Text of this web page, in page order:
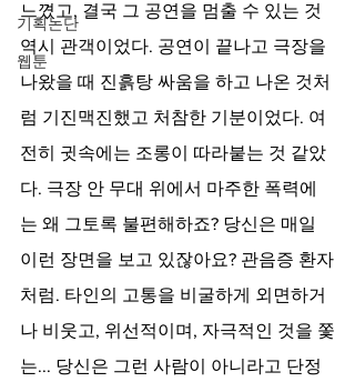
기획논단
웹툰
느꼈고, 결국 그 공연을 멈출 수 있는 것
역시 관객이었다. 공연이 끝나고 극장을
나왔을 때 진흙탕 싸움을 하고 나온 것처
럼 기진맥진했고 처참한 기분이었다. 여
전히 귓속에는 조롱이 따라붙는 것 같았
다. 극장 안 무대 위에서 마주한 폭력에
는 왜 그토록 불편해하죠? 당신은 매일
이런 장면을 보고 있잖아요? 관음증 환자
처럼. 타인의 고통을 비굴하게 외면하거
나 비웃고, 위선적이며, 자극적인 것을 쫓
는... 당신은 그런 사람이 아니라고 단정